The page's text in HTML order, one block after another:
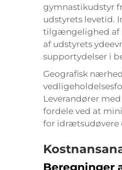
gymnastikudstyr
udstyrets levetid.
tilgængelighed af
af udstyrets
supportydelser i
Geografisk
Leverandører
fordele ved at
for idrætsudøvere
Beregninger